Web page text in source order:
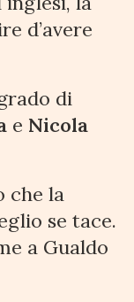
d’avere
di
e Nicola
che la
se tace.
a Gualdo